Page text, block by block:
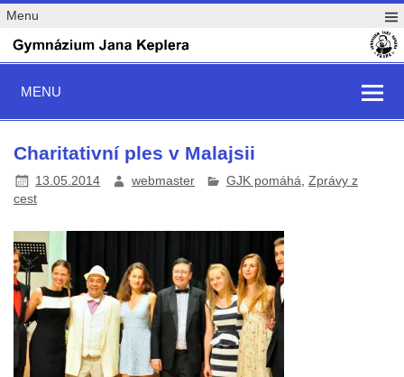
Menu
MENU
Charitativní ples v Malajsii
13.05.2014 webmaster GJK pomáhá Zprávy z
cest